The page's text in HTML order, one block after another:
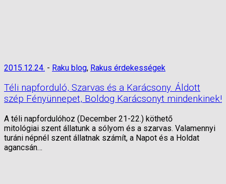
2015.12.24. - Raku blog, Rakus érdekességek
Téli napforduló, Szarvas és a Karácsony. Áldott
szép Fényünnepet, Boldog Karácsonyt mindenkinek!
A téli napfordulóhoz (December 21-22.) köthető
mitológiai szent állatunk a sólyom és a szarvas. Valamennyi
turáni népnél szent állatnak számít, a Napot és a Holdat
agancsán…